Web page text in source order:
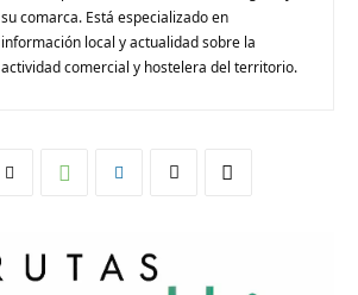
su comarca. Está especializado en
información local y actualidad sobre la
actividad comercial y hostelera del territorio.